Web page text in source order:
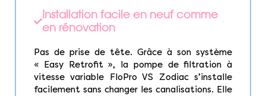
Installation facile en neuf comme
en rénovation
Pas de prise de tête. Grâce à son système
« Easy Retrofit », la pompe de filtration à
vitesse variable FloPro VS Zodiac s’installe
facilement sans changer les canalisations. Elle